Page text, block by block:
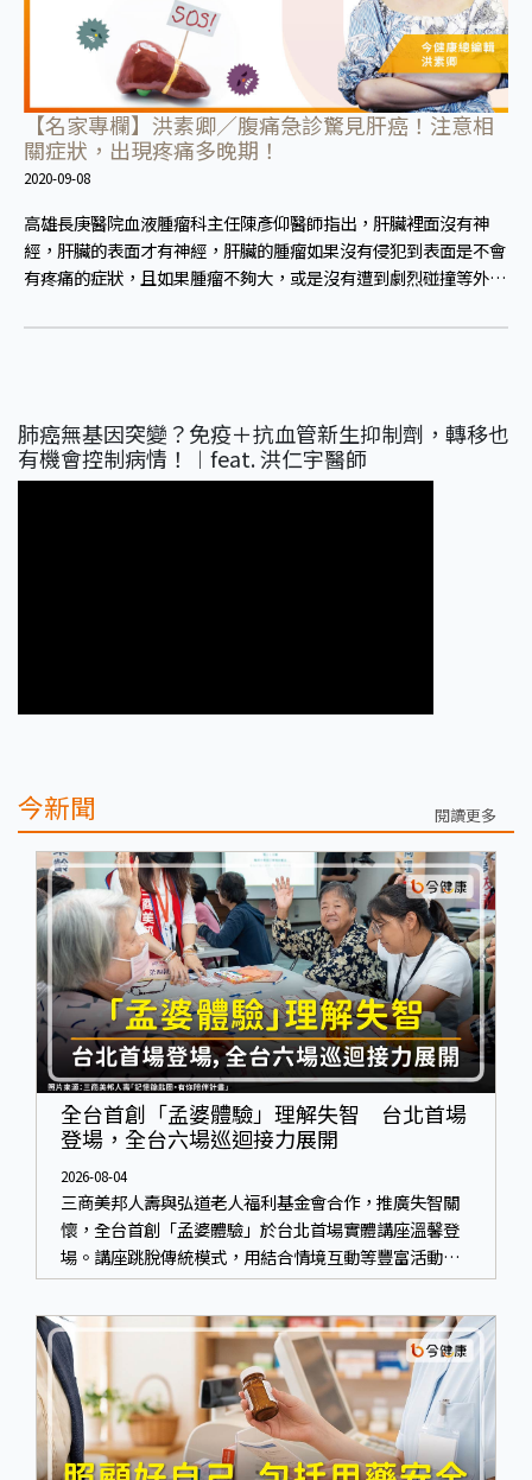
【名家專欄】洪素卿／腹痛急診驚見肝癌！注意相
關症狀，出現疼痛多晚期！
2020-09-08
高雄長庚醫院血液腫瘤科主任陳彥仰醫師指出，肝臟裡面沒有神
經，肝臟的表面才有神經，肝臟的腫瘤如果沒有侵犯到表面是不會
有疼痛的症狀，且如果腫瘤不夠大，或是沒有遭到劇烈碰撞等外力
上腹部悶痛、肝功能異常、黃疸、腹部腫大、甚至上腸胃道出血、
肺癌無基因突變？免疫＋抗血管新生抑制劑，轉移也
有機會控制病情！︱feat. 洪仁宇醫師
今新聞 閱讀更多
全台首創「孟婆體驗」理解失智 台北首場
登場，全台六場巡迴接力展開
2026-08-04
三商美邦人壽與弘道老人福利基金會合作，推廣失智關
懷，全台首創「孟婆體驗」於台北首場實體講座溫馨登
場。講座跳脫傳統模式，用結合情境互動等豐富活動，
將抽象的失智轉化為可感受、可討論的生活情境，並引
導民眾在家人開始出現改變時，以理解取代責備、以耐
心回應不安。